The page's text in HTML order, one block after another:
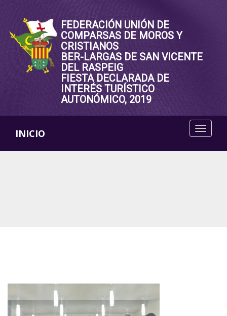
FEDERACIÓN UNIÓN DE
COMPARSAS DE MOROS Y
CRISTIANOS
BER-LARGAS DE SAN VICENTE
DEL RASPEIG
FIESTA DECLARADA DE
INTERÉS TURÍSTICO
AUTONÓMICO, 2019
INICIO